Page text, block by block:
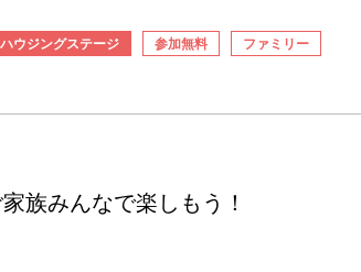
ウジングステージ 参加無料 ファミリー
家族みんなで楽しもう！